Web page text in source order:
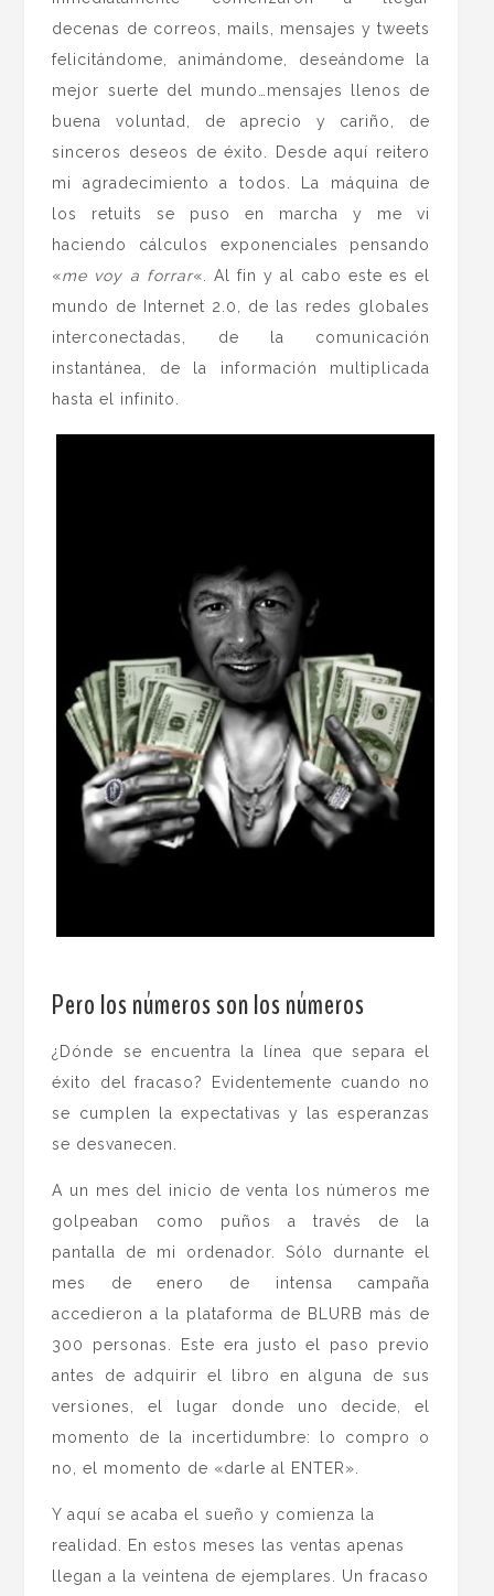
decenas de correos, mails, mensajes y tweets
felicitándome, animándome, deseándome la
mejor suerte del mundo…mensajes llenos de
buena voluntad, de aprecio y cariño, de
sinceros deseos de éxito. Desde aquí reitero
mi agradecimiento a todos. La máquina de
los retuits se puso en marcha y me vi
haciendo cálculos exponenciales pensando
«me voy a forrar«. Al fin y al cabo este es el
mundo de Internet 2.0, de las redes globales
interconectadas, de la comunicación
instantánea, de la información multiplicada
hasta el infinito.
Pero los números son los números
¿Dónde se encuentra la línea que separa el
éxito del fracaso? Evidentemente cuando no
se cumplen la expectativas y las esperanzas
se desvanecen.
A un mes del inicio de venta los números me
golpeaban como puños a través de la
pantalla de mi ordenador. Sólo durnante el
mes de enero de intensa campaña
accedieron a la plataforma de BLURB más de
300 personas. Este era justo el paso previo
antes de adquirir el libro en alguna de sus
versiones, el lugar donde uno decide, el
momento de la incertidumbre: lo compro o
no, el momento de «darle al ENTER».
Y aquí se acaba el sueño y comienza la
realidad. En estos meses las ventas apenas
llegan a la veintena de ejemplares. Un fracaso